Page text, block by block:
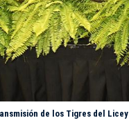
de los Tigres del Licey